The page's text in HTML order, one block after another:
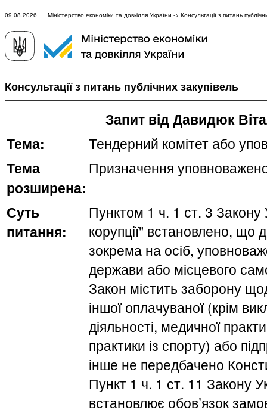
09.08.2026 Міністерство економіки та довкілля України -> Консультації з питань
Консультації з питань публічних закупівель
Запит від Давидюк
Тема:
Тендерний комітет або
Тема
розширена:
Призначення
Суть
питання:
Пунктом 1 ч. 1 ст. 3 Закону
корупції" встановлено, що
зокрема на осіб,
держави або місцевого
Закон містить заборону
іншої оплачуваної (крім
діяльності, медичної
практики із спорту) або
інше не передбачено
Пункт 1 ч. 1 ст. 11 Закону
встановлює обов’язок